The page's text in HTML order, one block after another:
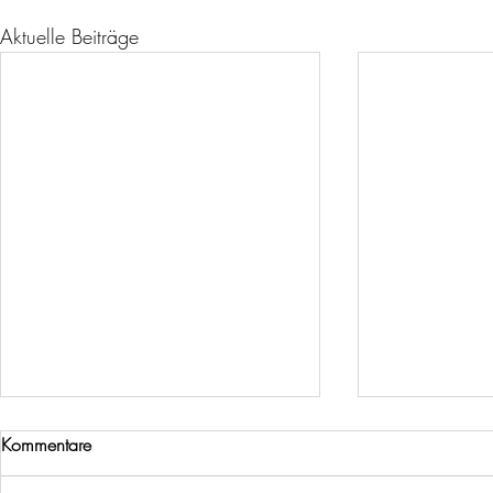
Aktuelle Beiträge
Kommentare